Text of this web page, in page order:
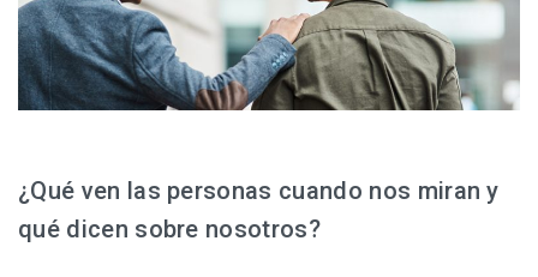
¿Qué ven las personas cuando nos miran y
qué dicen sobre nosotros?